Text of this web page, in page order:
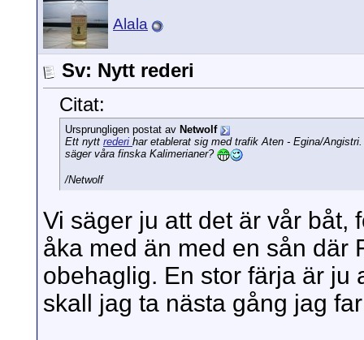
Alala
Sv: Nytt rederi
Citat:
Ursprungligen postat av Netwolf
Ett nytt rederi har etablerat sig med trafik Aten - Egina/
säger våra finska Kalimerianer?
/Netwolf
Vi säger ju att det är vår båt,
åka med än med en sån där
obehaglig. En stor färja är ju
skall jag ta nästa gång jag